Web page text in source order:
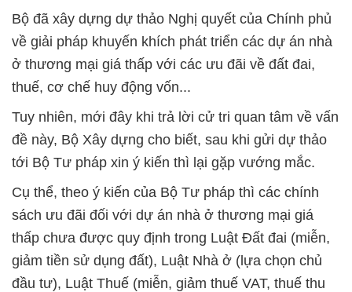
Bộ đã xây dựng dự thảo Nghị quyết của Chính phủ
về giải pháp khuyến khích phát triển các dự án nhà
ở thương mại giá thấp với các ưu đãi về đất đai,
thuế, cơ chế huy động vốn...
Tuy nhiên, mới đây khi trả lời cử tri quan tâm về vấn
đề này, Bộ Xây dựng cho biết, sau khi gửi dự thảo
tới Bộ Tư pháp xin ý kiến thì lại gặp vướng mắc.
Cụ thể, theo ý kiến của Bộ Tư pháp thì các chính
sách ưu đãi đối với dự án nhà ở thương mại giá
thấp chưa được quy định trong Luật Đất đai (miễn,
giảm tiền sử dụng đất), Luật Nhà ở (lựa chọn chủ
đầu tư), Luật Thuế (miễn, giảm thuế VAT, thuế thu